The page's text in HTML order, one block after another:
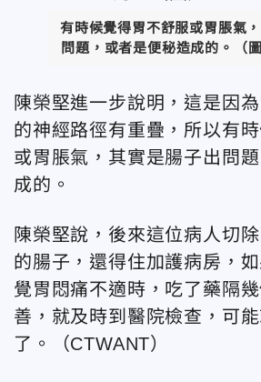
有時候覺得胃不舒服或胃脹氣
問題，或者是便秘造成的。（
陳榮堅進一步說明，這是因
的神經路徑有重疊，所以有
或胃脹氣，其實是腸子出問
成的。
陳榮堅說，後來這位病人切
的腸子，還得住加護病房，
覺胃悶痛不適時，吃了藥隔
善，就及時到醫院檢查，可
了。（CTWANT）